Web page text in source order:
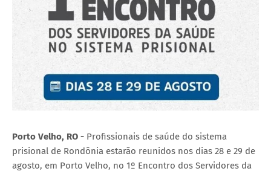
Porto Velho, RO - Profissionais de saúde do sistema
prisional de Rondônia estarão reunidos nos dias 28 e 29 de
agosto, em Porto Velho, no 1º Encontro dos Servidores da